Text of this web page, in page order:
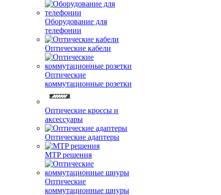
Оборудование для
телефонии
Оптические кабели
Оптические
коммутационные розетки
Оптические кроссы и
аксессуары
Оптические адаптеры
MTP решения
Оптические
коммутационные шнуры